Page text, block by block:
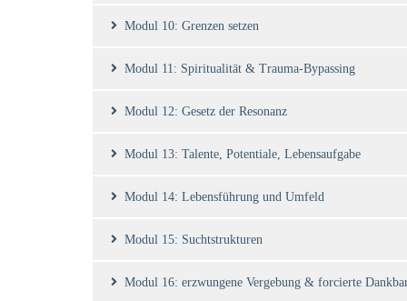
Modul 10: Grenzen setzen
Modul 11: Spiritualität & Trauma-Bypassing
Modul 12: Gesetz der Resonanz
Modul 13: Talente, Potentiale, Lebensaufgabe
Modul 14: Lebensführung und Umfeld
Modul 15: Suchtstrukturen
Modul 16: erzwungene Vergebung & forcierte